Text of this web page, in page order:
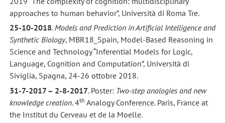
approaches to human behavior”, Università di Roma Tre.
25-10-2018.Models and Prediction in Artificial Intelligence and
Synthetic Biology, MBR18_Spain, Model-Based Reasoning in
Science and Technology “Inferential Models for Logic,
Language, Cognition and Computation”, Università di
Siviglia, Spagna, 24-26 ottobre 2018.
31-7-2017 – 2-8-2017. Poster: Two-step analogies and new
knowledge creation. 4th Analogy Conference. Paris, France at
the Institut du Cerveau et de la Moelle.